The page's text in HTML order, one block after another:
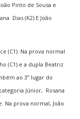
Pinto de Sousa e
Dias (K2) E João
(C1). Na prova normal
(C1) e a dupla Beatriz
ao 3º lugar do
Júnior, Rosana
Na prova normal, João